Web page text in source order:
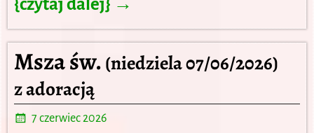
Msza św.(niedziela 07/06/2026)
z adoracją
7 czerwiec 2026